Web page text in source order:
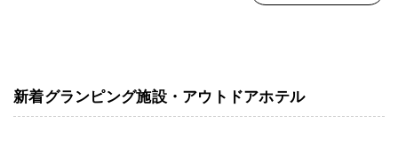
新着グランピング施設・アウトドアホテル